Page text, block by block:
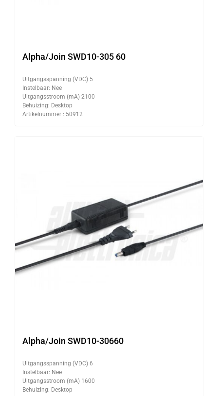
Alpha/Join SWD10-305 60
Uitgangsspanning (VDC) 5
Instelbaar: Nee
Uitgangsstroom (mA) 2100
Behuizing: Desktop
Artikelnummer : 50912
Alpha/Join SWD10-30660
Uitgangsspanning (VDC) 6
Instelbaar: Nee
Uitgangsstroom (mA) 1600
Behuizing: Desktop